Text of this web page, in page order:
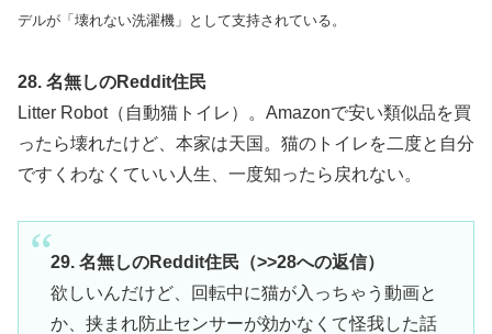
デルが「壊れない洗濯機」として支持されている。
28. 名無しのReddit住民
Litter Robot（自動猫トイレ）。Amazonで安い類似品を買
ったら壊れたけど、本家は天国。猫のトイレを二度と自分
ですくわなくていい人生、一度知ったら戻れない。
29. 名無しのReddit住民（>>28への返信）
欲しいんだけど、回転中に猫が入っちゃう動画と
か、挟まれ防止センサーが効かなくて怪我した話